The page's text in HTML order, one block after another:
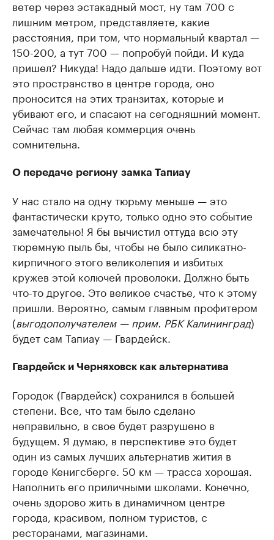
ветер через эстакадный мост, ну там 700 с
лишним метром, представляете, какие
расстояния, при том, что нормальный квартал —
150-200, а тут 700 — попробуй пойди. И куда
пришел? Никуда! Надо дальше идти. Поэтому вот
это пространство в центре города, оно
проносится на этих транзитах, которые и
убивают его, и спасают на сегодняшний момент.
Сейчас там любая коммерция очень
сомнительна.
О передаче региону замка Тапиау
У нас стало на одну тюрьму меньше — это
фантастически круто, только одно это событие
замечательно! Я бы вычистил оттуда всю эту
тюремную пыль бы, чтобы не было силикатно-
кирпичного этого великолепия и избитых
кружев этой колючей проволоки. Должно быть
что-то другое. Это великое счастье, что к этому
пришли. Вероятно, самым главным профитером
(выгодополучателем — прим. РБК Калининград)
будет сам Тапиау — Гвардейск.
Гвардейск и Черняховск как альтернатива
Городок (Гвардейск) сохранился в большей
степени. Все, что там было сделано
неправильно, в свое будет разрушено в
будущем. Я думаю, в перспективе это будет
один из самых лучших альтернатив жития в
городе Кенигсберге. 50 км — трасса хорошая.
Наполнить его приличными школами. Конечно,
очень здорово жить в динамичном центре
города, красивом, полном туристов, с
ресторанами, магазинами.